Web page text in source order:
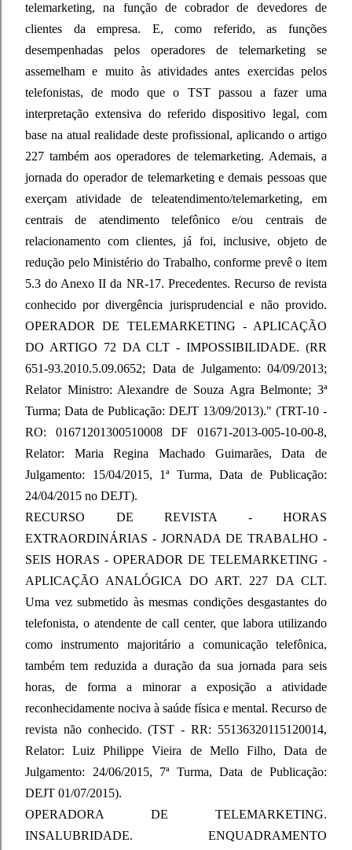
telemarketing, na função de cobrador de devedores de
clientes da empresa. E, como referido, as funções
desempenhadas pelos operadores de telemarketing se
assemelham e muito às atividades antes exercidas pelos
telefonistas, de modo que o TST passou a fazer uma
interpretação extensiva do referido dispositivo legal, com
base na atual realidade deste profissional, aplicando o artigo
227 também aos operadores de telemarketing. Ademais, a
jornada do operador de telemarketing e demais pessoas que
exerçam atividade de teleatendimento/telemarketing, em
centrais de atendimento telefônico e/ou centrais de
relacionamento com clientes, já foi, inclusive, objeto de
redução pelo Ministério do Trabalho, conforme prevê o item
5.3 do Anexo II da NR-17. Precedentes. Recurso de revista
conhecido por divergência jurisprudencial e não provido.
OPERADOR DE TELEMARKETING - APLICAÇÃO
DO ARTIGO 72 DA CLT - IMPOSSIBILIDADE. (RR
651-93.2010.5.09.0652; Data de Julgamento: 04/09/2013;
Relator Ministro: Alexandre de Souza Agra Belmonte; 3ª
Turma; Data de Publicação: DEJT 13/09/2013)." (TRT-10 -
RO: 01671201300510008 DF 01671-2013-005-10-00-8,
Relator: Maria Regina Machado Guimarães, Data de
Julgamento: 15/04/2015, 1ª Turma, Data de Publicação:
24/04/2015 no DEJT).
RECURSO DE REVISTA - HORAS
EXTRAORDINÁRIAS - JORNADA DE TRABALHO -
SEIS HORAS - OPERADOR DE TELEMARKETING -
APLICAÇÃO ANALÓGICA DO ART. 227 DA CLT.
Uma vez submetido às mesmas condições desgastantes do
telefonista, o atendente de call center, que labora utilizando
como instrumento majoritário a comunicação telefônica,
também tem reduzida a duração da sua jornada para seis
horas, de forma a minorar a exposição a atividade
reconhecidamente nociva à saúde física e mental. Recurso de
revista não conhecido. (TST - RR: 55136320115120014,
Relator: Luiz Philippe Vieira de Mello Filho, Data de
Julgamento: 24/06/2015, 7ª Turma, Data de Publicação:
DEJT 01/07/2015).
OPERADORA DE TELEMARKETING.
INSALUBRIDADE. ENQUADRAMENTO